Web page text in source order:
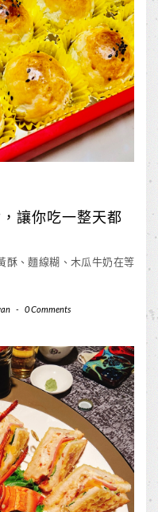
讓你吃一整天都
酥、麵線糊、木瓜牛奶在等
- 0 Comments